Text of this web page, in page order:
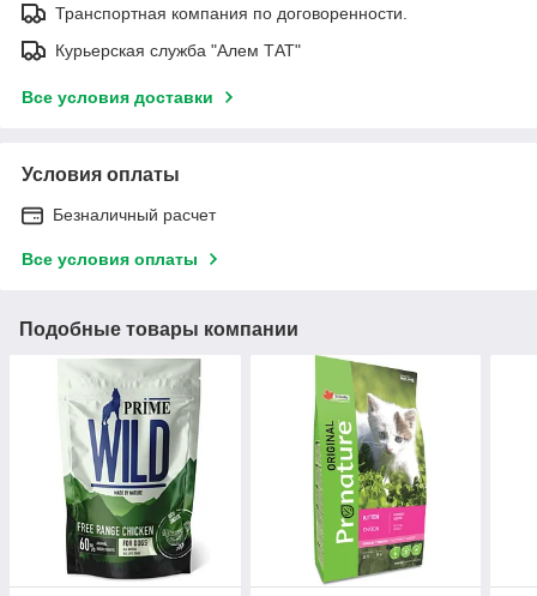
Транспортная компания по договоренности.
Курьерская служба "Алем ТАТ"
Все условия доставки
Условия оплаты
Безналичный расчет
Все условия оплаты
Подобные товары компании